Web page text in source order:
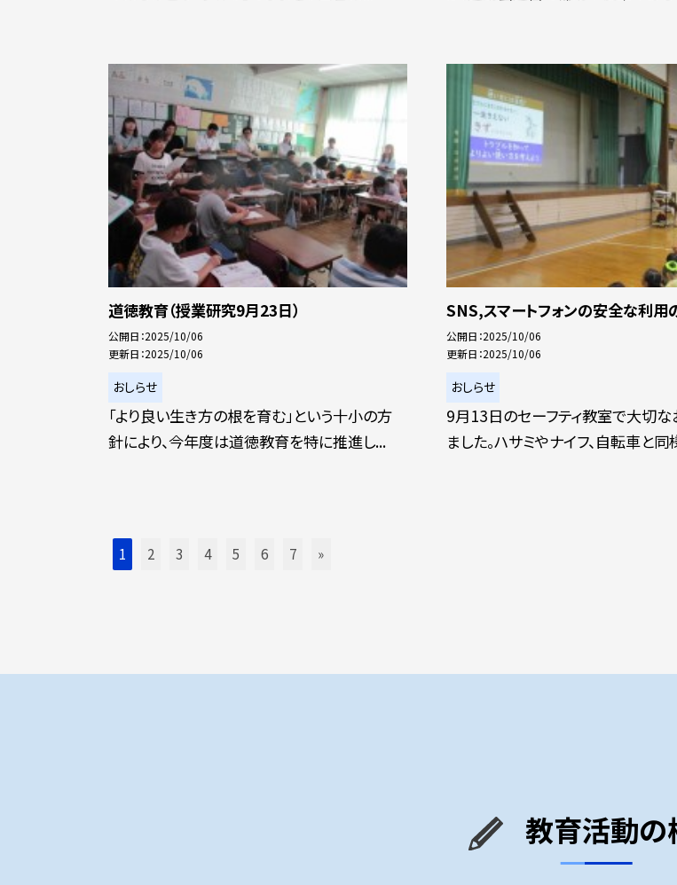
道徳教育（授業研究9月23日）
公開日 2025/10/06
更新日 2025/10/06
おしらせ
「より良い生き方の根を育む」という十小の方
針により、今年度は道徳教育を特に推進し...
SNS,スマートフォンの安全な利用
公開日 2025/10/06
更新日 2025/10/06
おしらせ
9月13日のセーフティ教室で大切な
ました。ハサミやナイフ、自転車と同
1 2 3 4 5 6 7 »
教育活動の